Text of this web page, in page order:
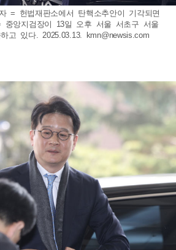
= 헌법재판소에서 탄핵소추안이 기각되면
중앙지검장이 13일 오후 서울 서초구 서울
고 있다. 2025.03.13.
kmn@newsis.com